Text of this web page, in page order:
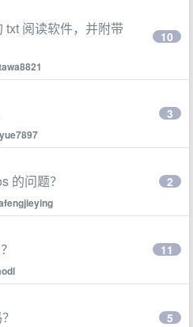
阅读软件，并附带
10
3
的问题？ 2
11
5